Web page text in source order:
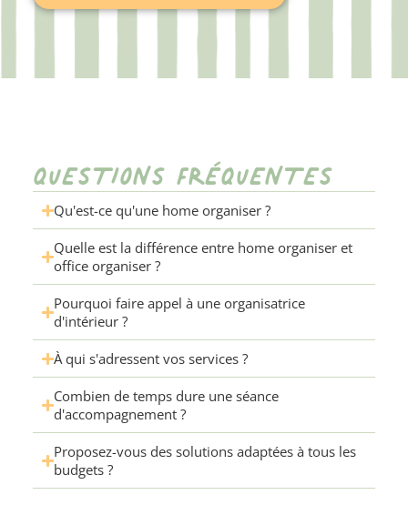
QUESTIONS FRÉQUENTES
Qu'est-ce qu'une home organiser ?
Quelle est la différence entre home organiser et
office organiser ?
Pourquoi faire appel à une organisatrice
d'intérieur ?
À qui s'adressent vos services ?
Combien de temps dure une séance
d'accompagnement ?
Proposez-vous des solutions adaptées à tous les
budgets ?